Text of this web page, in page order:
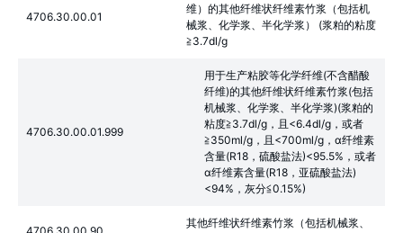
4706.30.00.01
维）的其他纤维状纤维素竹浆（包括机
械浆、化学浆、半化学浆） (浆粕的粘度
≧3.7dl/g
4706.30.00.01.999
用于生产粘胶等化学纤维(不含醋酸
纤维)的其他纤维状纤维素竹浆(包括
机械浆、化学浆、半化学浆)(浆粕的
粘度≧3.7dl/g，且<6.4dl/g，或者
≧350ml/g，且<700ml/g，α纤维素
含量(R18，硫酸盐法)<95.5%，或者
α纤维素含量(R18，亚硫酸盐法)
<94%，灰分≦0.15%)
其他纤维状纤维素竹浆（包括机械浆、